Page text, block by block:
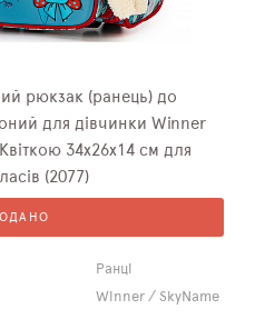
рюкзак (ранець) до
для дівчинки Winner
34х26х14 см для
(2077)
Ранці
Winner / SkyName